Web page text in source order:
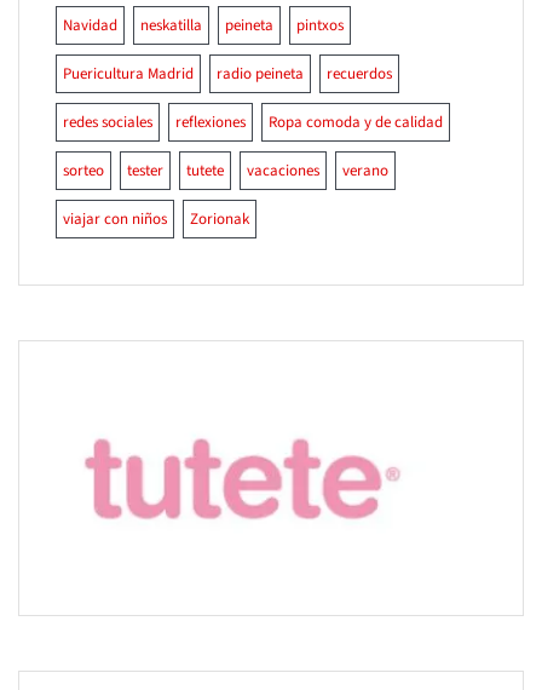
Navidad neskatilla peineta pintxos
Puericultura Madrid radio peineta recuerdos
redes sociales reflexiones Ropa comoda y de calidad
sorteo tester tutete vacaciones verano
viajar con niños Zorionak